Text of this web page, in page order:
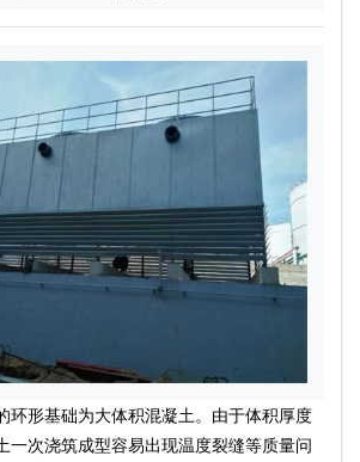
形基础为大体积混凝土。由于体积厚度
一次浇筑成型容易出现温度裂缝等质量问